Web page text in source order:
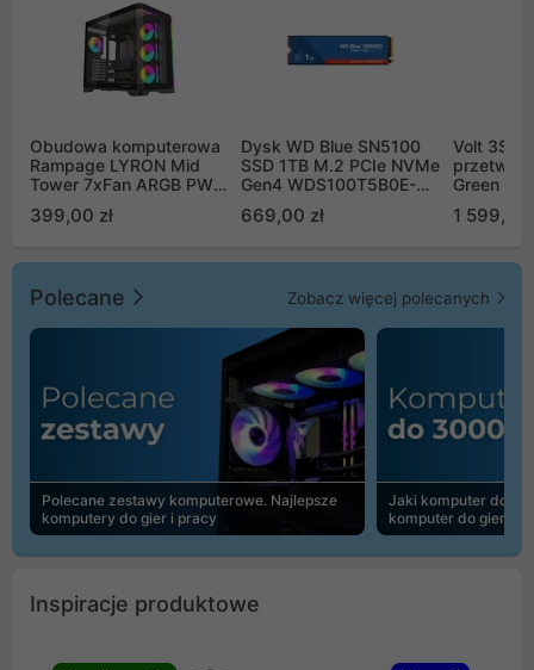
Obudowa komputerowa
Rampage LYRON Mid
Tower 7xFan ARGB PWM
399,00 zł
Dysk WD Blue SN5100
SSD 1TB M.2 PCIe NVMe
Gen4 WDS100T5B0E-
669,00 zł
Volt
Green
1 599,00
Polecane Zobacz więcej polecanych
Polecane zestawy komputerowe. Najlepsze
komputery do gier i pracy
Jaki komputer do
komputer do gier |
Inspiracje produktowe